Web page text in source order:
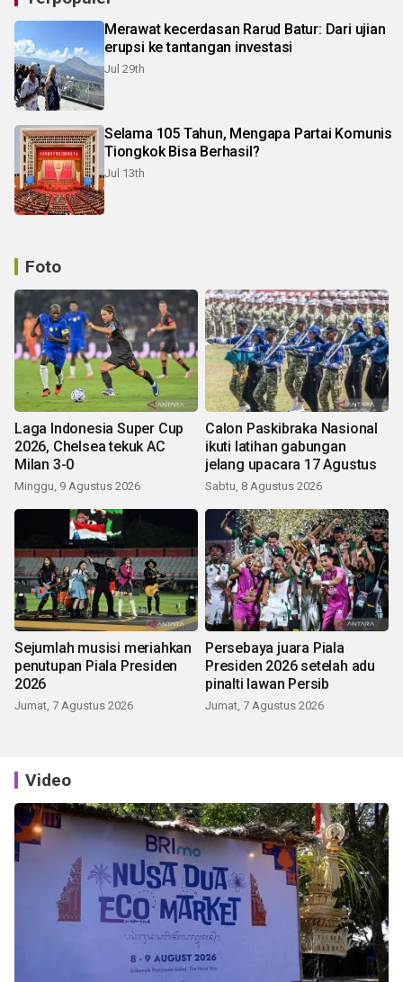
Merawat kecerdasan Rarud Batur: Dari ujian
erupsi ke tantangan investasi
Jul 29th
Selama 105 Tahun, Mengapa Partai Komunis
Tiongkok Bisa Berhasil?
Jul 13th
Foto
Laga Indonesia Super Cup
2026, Chelsea tekuk AC
Milan 3-0
Minggu, 9 Agustus 2026
Calon Paskibraka Nasional
ikuti latihan gabungan
jelang upacara 17 Agustus
Sabtu, 8 Agustus 2026
Sejumlah musisi meriahkan
penutupan Piala Presiden
2026
Jumat, 7 Agustus 2026
Persebaya juara Piala
Presiden 2026 setelah adu
pinalti lawan Persib
Jumat, 7 Agustus 2026
Video